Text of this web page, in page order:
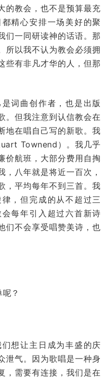
的教会，也不是预算最充
精心安排一场美好的聚
们一同研读神的话语。那
所以我不认为教会必须拥
些有非凡才华的人，但那
词曲创作者，也是出版
。但我注意到认信教会在
地在唱自己写的新歌。我
Townend）。我几乎
价航班，大部分费用自掏
，八年就是将近一百次，
，平均每年不到三首。我
，但完成的从不超过三
每年引入超过六首新诗
们不会享受唱赞美诗，也
？
想让主日成为丰盛的庆
泄气。因为歌唱是一种身
，需要有连接，我们是在